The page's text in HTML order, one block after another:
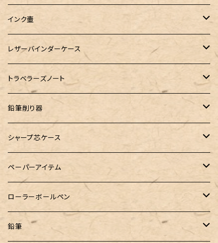
LAMY（ラミー）
フェリスホイールプレス
大西製作所
染色カクノ
TWSBI（ツイスビー）
Ystudio（ワイスタジオ）
Nahvalur(ナーヴァル)
TaG サブマリン万年筆 限定ペン先ゴールドプレート
100% Pencillest 真鍮ペン
フェリスホイールプレス
BENJA メノルカペン
Fisher（フィッシャー）
HUGO BOSS（ヒューゴボス）
Sheaffer（シェーファー）
マーベラスウッド
トライカラーボールペン
HUGO BOSS (ヒューゴ ボス)
ガルフストリーム
NAGASAWA（ナガサワ）
PILOT（パイロット）
アシュフォード
スリップオン
Kaweco（カヴェコ）
Ystudio（ワイスタジオ）
寺西化学工業
ガラス工房 LUC
ガラス工房 SAYORI
GLASS STUDIO しなぷす
アトリグラス
エルバン
ゆらめくink
色彩雫
フェリスホイールプレス
10mlインク
20mlインク
Pelican
インクガチャ
PLATINUM（プラチナ）
ST Draft 短軸
ST Draft 全軸
マーベラスウッド
バディ
マーベラスシャープ
トライカラーボールペン
バディ【Mark II(マークツー)】
カヴェコ
カランダッシュ
ロットリング
プラチナ
早川式繰出鉛筆
三菱鉛筆
クルトガ ウッド
ぺんてる
ラミー
ラダイト
Ruk (ルカ)
LOGステーショナリー
ミニ5サイズ
ミニ6サイズ
ダヴィンチ ロロマクラシック
ファイロファックス
アシュフォード
インク壷
白石ガラス工房
フェリスホイールプレス
レザーバインダーケース
PLOTTER
トラベラーズノート
スターターキット
リフィル・カスタマイズパーツ
鉛筆削り器
コヒノール
シャープ芯ケース
Ystudio（ワイスタジオ）
ラダイト
Steef&Co.（スティーフ）
ペーパーアイテム
ヌルリフィル
irofulインクカード
ローラーボールペン
FONTE
鉛筆